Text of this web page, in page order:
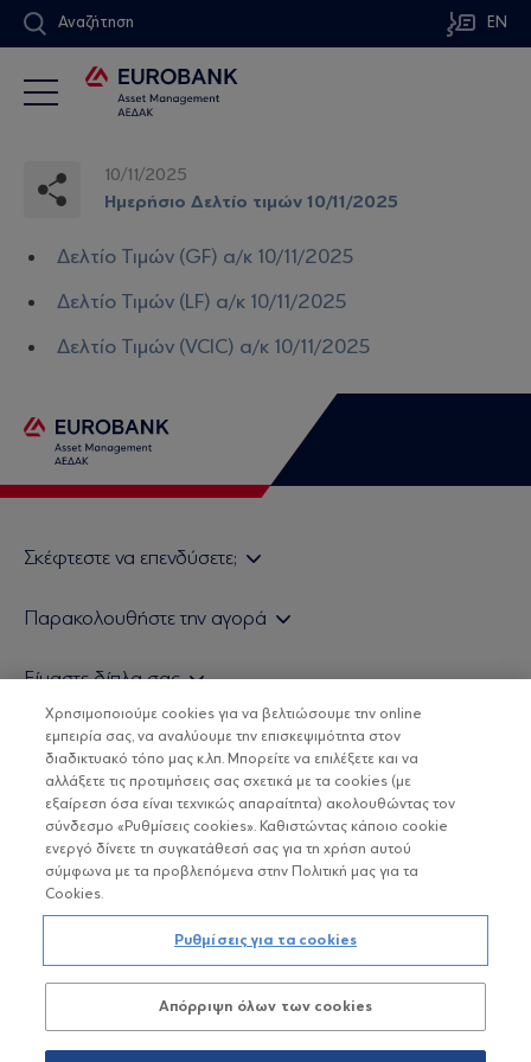
Αναζήτηση EN
10/11/2025
Ημερήσιο Δελτίο τιμών 10/11/2025
Δελτίο Τιμών (GF) α/κ 10/11/2025
Δελτίο Τιμών (LF) α/κ 10/11/2025
Δελτίο Τιμών (VCIC) α/κ 10/11/2025
Σκέφτεστε να επενδύσετε;
Τιμολογιακή Πολιτική
Δείτε τις πολιτικές μας
Βασικές Γνώσεις
Παρακολουθήστε την αγορά
Τα νέα μας
Χρήσιμοι σύνδεσμοι
Είμαστε δίπλα σας
H Eurobank Asset Management ΑΕΔΑΚ
Επενδυτική φιλοσοφία ESG
Πιστοποιημένα στελέχη και συνεργάτες
Αποστολή Βιογραφικών
ΟΙ ΟΣΕΚΑ ΔΕΝ ΕΧΟΥΝ ΕΓΓΥΗΜΕΝΗ ΑΠΟΔΟΣΗ ΚΑΙ ΟΙ
ΠΡΟΗΓΟΥΜΕΝΕΣ ΑΠΟΔΟΣΕΙΣ ΔΕΝ ΔΙΑΣΦΑΛΙΖΟΥΝ ΤΙΣ
ΜΕΛΛΟΝΤΙΚΕΣ
Copyright © Eurobank ΑΕΔΑΚ
Προστασία Προσωπικών Δεδομένων
Όροι χρήσης
Χρησιμοποιούμε cookies για να βελτιώσουμε την online
εμπειρία σας, να αναλύουμε την επισκεψιμότητα στον
διαδικτυακό τόπο μας κ.λπ. Μπορείτε να επιλέξετε και να
αλλάξετε τις προτιμήσεις σας σχετικά με τα cookies (με
εξαίρεση όσα είναι τεχνικώς απαραίτητα) ακολουθώντας τον
σύνδεσμο «Ρυθμίσεις cookies». Καθιστώντας κάποιο cookie
ενεργό δίνετε τη συγκατάθεσή σας για τη χρήση αυτού
σύμφωνα με τα προβλεπόμενα στην Πολιτική μας για τα
Cookies.
Ρυθμίσεις για τα cookies
Απόρριψη όλων των cookies